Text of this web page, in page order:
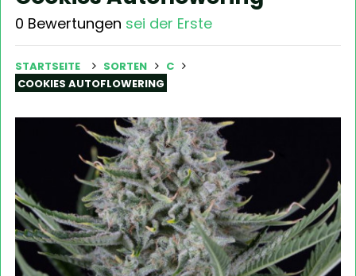
0 Bewertungen sei der Erste
STARTSEITE SORTEN
C
COOKIES AUTOFLOWERING